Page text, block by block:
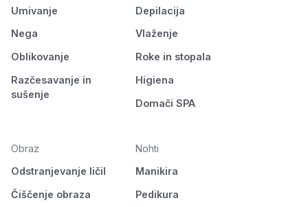
Umivanje
Nega
Oblikovanje
Razčesavanje in
sušenje
Depilacija
Vlaženje
Roke in stopala
Higiena
Domači SPA
Obraz
Odstranjevanje ličil
Čiščenje obraza
Nohti
Manikira
Pedikura